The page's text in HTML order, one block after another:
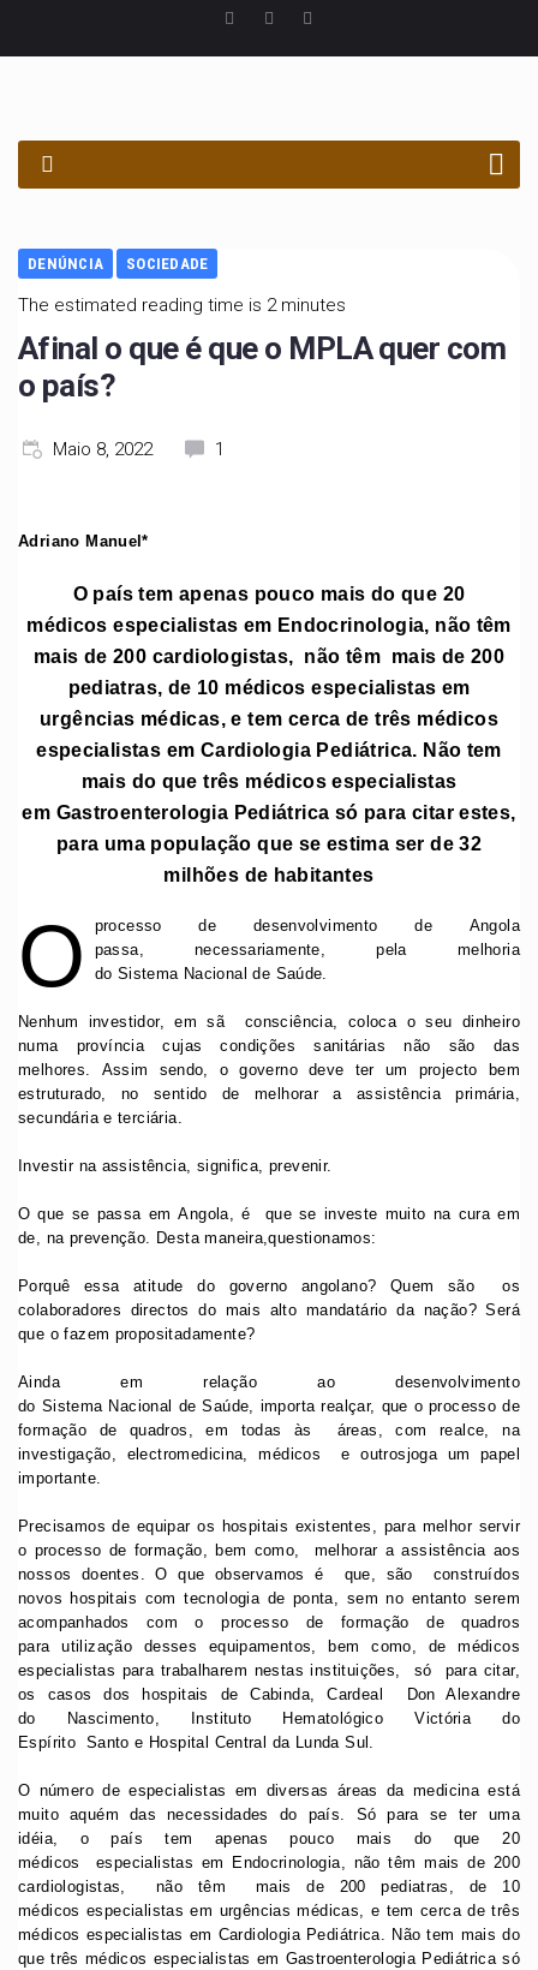
DENÚNCIA SOCIEDADE
The estimated reading time is 2 minutes
Afinal o que é que o MPLA quer com
o país?
Maio 8, 2022 1
Adriano Manuel*
O país tem apenas pouco mais do que 20
médicos especialistas em Endocrinologia, não têm
mais de 200 cardiologistas, não têm mais de 200
pediatras, de 10 médicos especialistas em
urgências médicas, e tem cerca de três médicos
especialistas em Cardiologia Pediátrica. Não tem
mais do que três médicos especialistas
em Gastroenterologia Pediátrica só para citar estes,
para uma população que se estima ser de 32
milhões de habitantes
O
processo de desenvolvimento de Angola
passa, necessariamente, pela melhoria
do Sistema Nacional de Saúde.
Nenhum investidor, em sã consciência, coloca o seu dinheiro
numa província cujas condições sanitárias não são das
melhores. Assim sendo, o governo deve ter um projecto bem
estruturado, no sentido de melhorar a assistência primária,
secundária e terciária.
Investir na assistência, significa, prevenir.
O que se passa em Angola, é que se investe muito na cura em
de, na prevenção. Desta maneira,questionamos:
Porquê essa atitude do governo angolano? Quem são os
colaboradores directos do mais alto mandatário da nação? Será
que o fazem propositadamente?
Ainda em relação ao desenvolvimento
do Sistema Nacional de Saúde, importa realçar, que o processo de
formação de quadros, em todas às áreas, com realce, na
investigação, electromedicina, médicos e outrosjoga um papel
importante.
Precisamos de equipar os hospitais existentes, para melhor servir
o processo de formação, bem como, melhorar a assistência aos
nossos doentes. O que observamos é que, são construídos
novos hospitais com tecnologia de ponta, sem no entanto serem
acompanhados com o processo de formação de quadros
para utilização desses equipamentos, bem como, de médicos
especialistas para trabalharem nestas instituições, só para citar,
os casos dos hospitais de Cabinda, Cardeal Don Alexandre
do Nascimento, Instituto Hematológico Victória do
Espírito Santo e Hospital Central da Lunda Sul.
O número de especialistas em diversas áreas da medicina está
muito aquém das necessidades do país. Só para se ter uma
idéia, o país tem apenas pouco mais do que 20
médicos especialistas em Endocrinologia, não têm mais de 200
cardiologistas, não têm mais de 200 pediatras, de 10
médicos especialistas em urgências médicas, e tem cerca de três
médicos especialistas em Cardiologia Pediátrica. Não tem mais do
que três médicos especialistas em Gastroenterologia Pediátrica só